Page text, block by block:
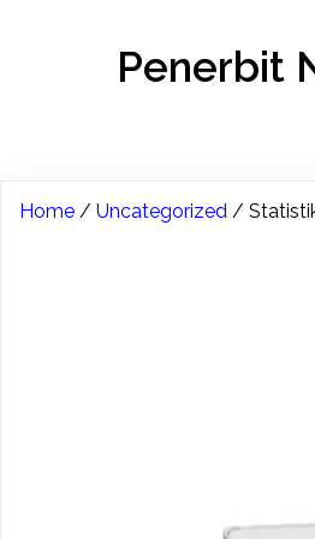
Penerbit
Home / Uncategorized /